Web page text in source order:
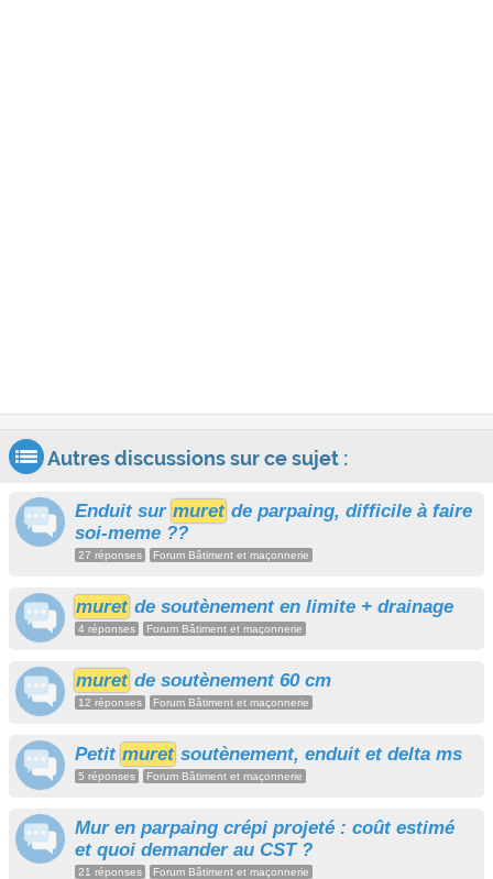
Autres discussions sur ce sujet :
Enduit sur muret de parpaing, difficile à faire
soi-meme ??
27 réponses Forum Bâtiment et maçonnerie
muret de soutènement en limite + drainage
4 réponses Forum Bâtiment et maçonnerie
muret de soutènement 60 cm
12 réponses Forum Bâtiment et maçonnerie
Petit muret soutènement, enduit et delta ms
5 réponses Forum Bâtiment et maçonnerie
Mur en parpaing crépi projeté : coût estimé
et quoi demander au CST ?
21 réponses Forum Bâtiment et maçonnerie